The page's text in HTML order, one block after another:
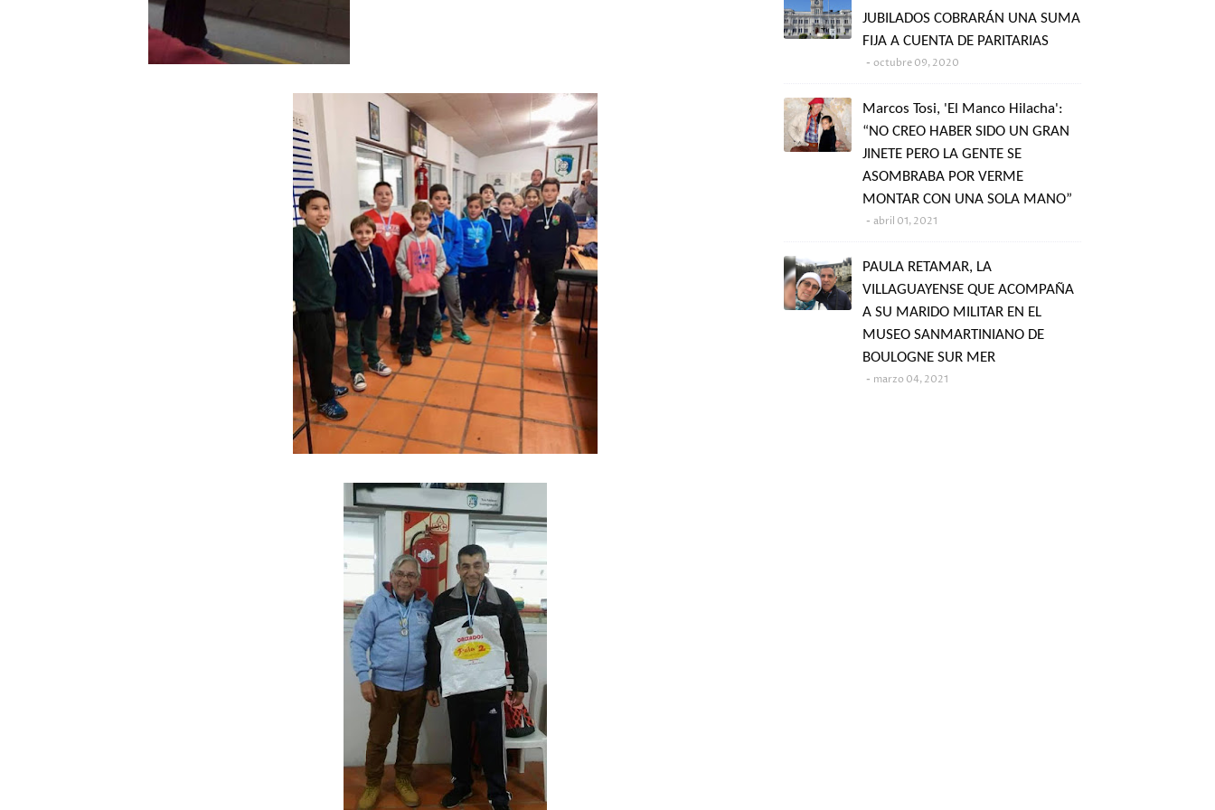
JUBILADOS COBRARÁN UNA SUMA
FIJA A CUENTA DE PARITARIAS
octubre 09, 2020
Marcos Tosi, 'El Manco Hilacha':
“NO CREO HABER SIDO UN GRAN
JINETE PERO LA GENTE SE
ASOMBRABA POR VERME
MONTAR CON UNA SOLA MANO”
abril 01, 2021
PAULA RETAMAR, LA
VILLAGUAYENSE QUE ACOMPAÑA
A SU MARIDO MILITAR EN EL
MUSEO SANMARTINIANO DE
BOULOGNE SUR MER
marzo 04, 2021